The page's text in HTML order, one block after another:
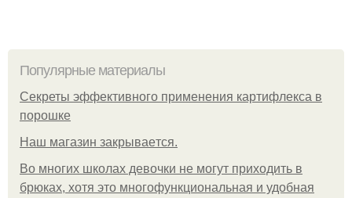
Популярные материалы
Секреты эффективного применения картифлекса в
порошке
Нaш магaзин зaкрывaeтся.
Во многих школах девочки не могут приходить в
брюках, хотя это многофункциональная и удобная